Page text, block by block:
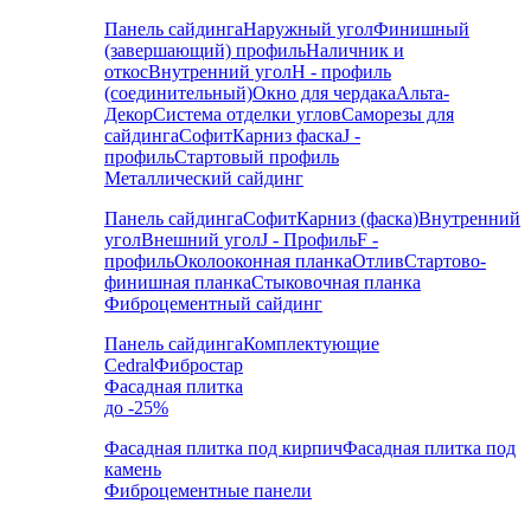
Панель сайдингаНаружный уголФинишный
(завершающий) профильНаличник и
откосВнутренний уголH - профиль
(соединительный)Окно для чердакаАльта-
ДекорСистема отделки угловСаморезы для
сайдингаСофитКарниз фаскаJ -
профильСтартовый профиль
Металлический сайдинг
Панель сайдингаСофитКарниз (фаска)Внутренний
уголВнешний уголJ - ПрофильF -
профильОколооконная планкаОтливСтартово-
финишная планкаСтыковочная планка
Фиброцементный сайдинг
Панель сайдингаКомплектующие
CedralФибростар
Фасадная плитка
до -25%
Фасадная плитка под кирпичФасадная плитка под
камень
Фиброцементные панели